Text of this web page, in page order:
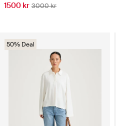
1500 kr 3000 kr
50% Deal